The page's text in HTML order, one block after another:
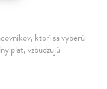
ktorí sa vyberú
plat, vzbudzujú